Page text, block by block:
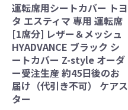
運転席用シートカバー トヨ
タ エスティマ 専用 運転席
[1席分] レザー＆メッシュ
HYADVANCE ブラック シ
ートカバー Z-style オーダ
ー受注生産 約45日後のお
届け（代引き不可） ケアス
ター